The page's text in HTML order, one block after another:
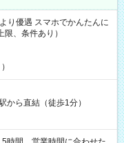
優遇 スマホでかんたんに
、条件あり）
ら直結（徒歩1分）